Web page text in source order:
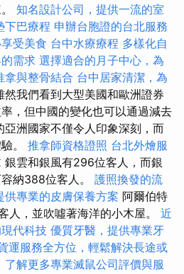
知名設計公司，提供一流的室
下巴療程 申辦台胞證的台北服務
受美食 台中水療療程 多樣化自
需求 選擇適合的月子中心，為
拿與整骨結合 台中居家清潔，為
然我們看到大型美國和歐洲證券
，但中國的變化也可以通過減去
洲國家不僅令人印象深刻，而
。 推拿師資格證照 台北外燴服
銀雲和銀風有296位客人，而銀
納388位客人。 護照換發的流
供專業的皮膚保養方案 阿爾伯特
人，並吹噓著海洋的小木屋。 近
代科技 優質牙醫，提供專業牙
運服務全方位，輕鬆解決長途或
了解更多專業滅鼠公司評價與服